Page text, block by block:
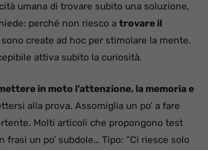
umana di trovare subito una soluzione,
perché non riesco a trovare il
create ad hoc per stimolare la mente.
attiva subito la curiosità.
in moto l’attenzione, la memoria e
alla prova. Assomiglia un po’ a fare
Molti articoli che propongono test
un po’ subdole… Tipo: “Ci riesce solo